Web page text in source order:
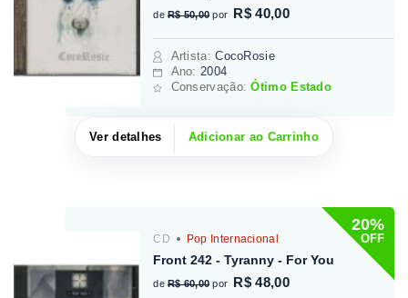
de R$ 50,00 por R$ 40,00
Artista:CocoRosie
Ano: 2004
Conservação:Ótimo Estado
Ver detalhes Adicionar ao Carrinho
20%
OFF
CD Pop Internacional
Front 242 - Tyranny - For You
de R$ 60,00 por R$ 48,00